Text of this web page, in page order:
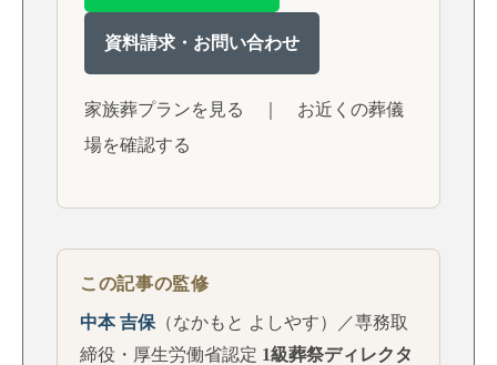
資料請求・お問い合わせ
家族葬プランを見る
お近くの葬儀
場を確認する
この記事の監修
中本 吉保 （なかもと よしやす）／専務取
締役・厚生労働省認定 1級葬祭ディレクタ